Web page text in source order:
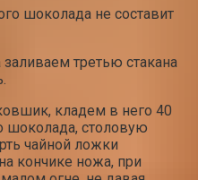
шоколада не составит
третью стакана
кладем в него 40
шоколада, столовую
чайной ложки
кончике ножа, при